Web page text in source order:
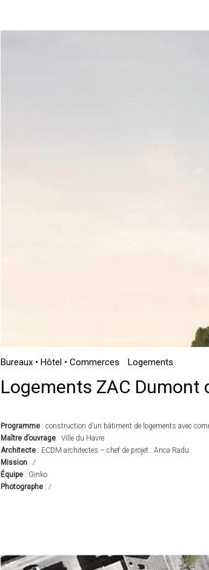
Bureaux • Hôtel • Commerces Logements
Logements ZAC Dumont
Programme : construction d’un bâtiment de logements avec
Maître d’ouvrage : Ville du Havre
Architecte : ECDM architectes – chef de projet : Anca Radu
Mission : /
Équipe : Ginko
Photographe : /